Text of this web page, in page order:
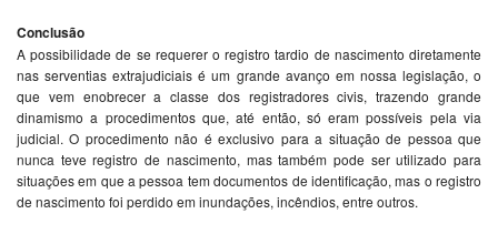
Conclusão
A possibilidade de se requerer o registro tardio de nascimento diretamente
nas serventias extrajudiciais é um grande avanço em nossa legislação, o
que vem enobrecer a classe dos registradores civis, trazendo grande
dinamismo a procedimentos que, até então, só eram possíveis pela via
judicial. O procedimento não é exclusivo para a situação de pessoa que
nunca teve registro de nascimento, mas também pode ser utilizado para
situações em que a pessoa tem documentos de identificação, mas o registro
de nascimento foi perdido em inundações, incêndios, entre outros.